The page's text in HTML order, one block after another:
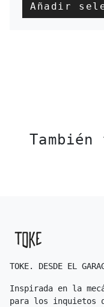
Añadir
También
TOKE. DESDE EL
Inspirada en la
para los inquietos